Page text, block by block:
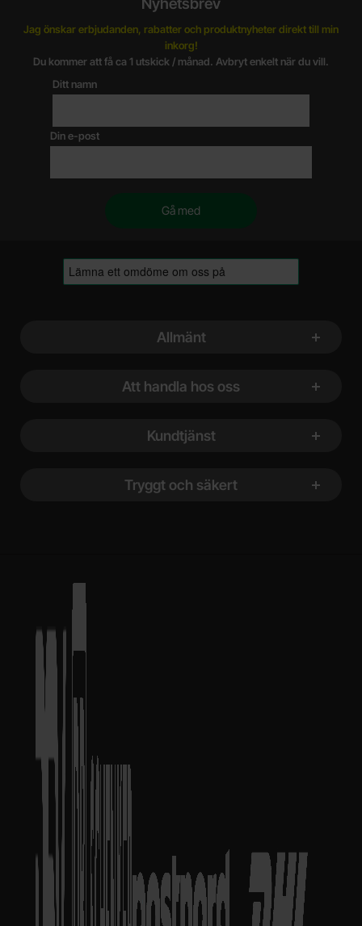
Nyhetsbrev
Jag önskar erbjudanden, rabatter och produktnyheter direkt till min
inkorg!
Du kommer att få ca 1 utskick / månad. Avbryt enkelt när du vill.
Ditt namn
Din e-post
Allmänt
Att handla hos oss
Kundtjänst
Tryggt och säkert